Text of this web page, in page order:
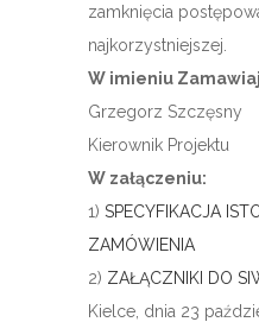
zamknięcia
najkorzystniejszej.
W imieniu
Grzegorz Szczęsny
Kierownik Projektu
W załączeniu:
1) SPECYFIKACJA
ZAMÓWIENIA
2) ZAŁĄCZNIKI DO
Kielce, dnia 23